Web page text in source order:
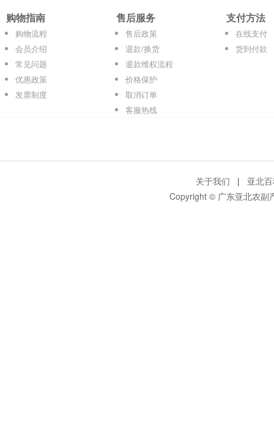
购物指南
购物流程
会员介绍
常见问题
优惠政策
发票制度
售后服务
售后政策
退款/换货
退款维权流程
价格保护
取消订单
客服热线
支付方法
在线支付
货到付款
关于我们 | 亚北
Copyright © 广东亚北农副